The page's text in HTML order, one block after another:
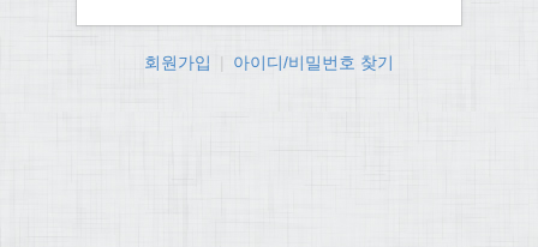
회원가입 아이디/비밀번호 찾기